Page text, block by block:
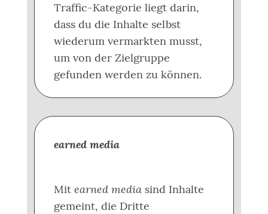
Traffic-Kategorie liegt darin,
dass du die Inhalte selbst
wiederum vermarkten musst,
um von der Zielgruppe
gefunden werden zu können.
earned media
Mit earned mediasind Inhalte
gemeint, die Dritte